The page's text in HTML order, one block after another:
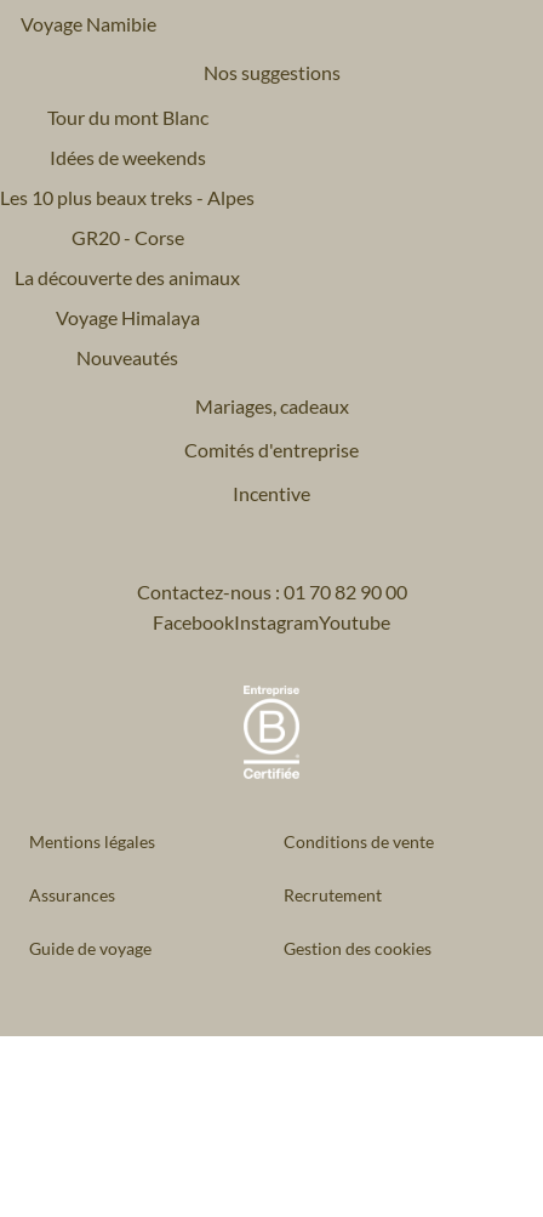
Voyage Namibie
Nos suggestions
Tour du mont Blanc
Idées de weekends
Les 10 plus beaux treks - Alpes
GR20 - Corse
La découverte des animaux
Voyage Himalaya
Nouveautés
Mariages, cadeaux
Comités d'entreprise
Incentive
Contactez-nous : 01 70 82 90 00
FacebookInstagramYoutube
Mentions légales Conditions de vente
Assurances Recrutement
Guide de voyage Gestion des cookies